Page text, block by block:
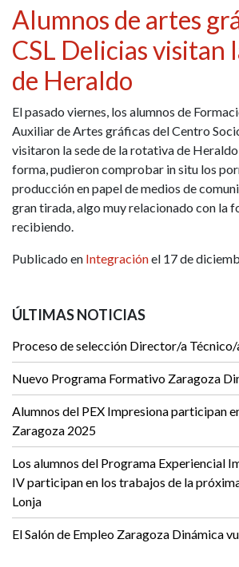
Alumnos de artes
CSL Delicias visitan
de Heraldo
El pasado viernes, los alumnos de
Auxiliar de Artes gráficas del Centro
visitaron la sede de la rotativa de
forma, pudieron comprobar in situ los
producción en papel de medios de
gran tirada, algo muy relacionado con la
recibiendo.
Publicado en Integraciónel 17 de
ÚLTIMAS NOTICIAS
Proceso de selección Director/a Técnico/
Nuevo Programa Formativo Zaragoza
Alumnos del PEX Impresiona participan
Zaragoza 2025
Los alumnos del Programa Experiencial
IV participan en los trabajos de la
Lonja
El Salón de Empleo Zaragoza Dinámica